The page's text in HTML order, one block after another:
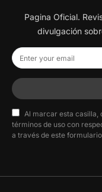
Pagina Oficial.
divulgación
Al marcar esta casilla,
términos de uso con
a través de este